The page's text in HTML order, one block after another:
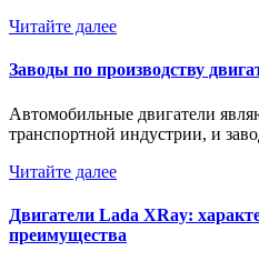
Читайте далее
Заводы по производству
Автомобильные двигатели
транспортной индустрии, и
Читайте далее
Двигатели Lada XRay:
преимущества